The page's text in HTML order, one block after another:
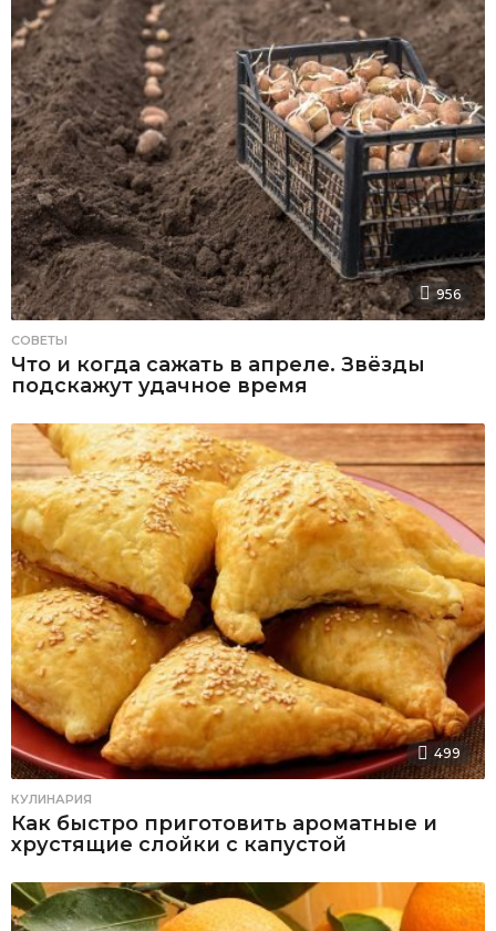
956
СОВЕТЫ
Что и когда сажать в апреле. Звёзды
подскажут удачное время
499
КУЛИНАРИЯ
Как быстро приготовить ароматные и
хрустящие слойки с капустой